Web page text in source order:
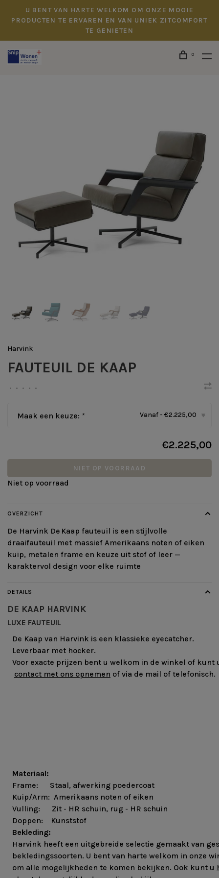
U BENT VAN HARTE WELKOM OM ONZE MOOIE
PRODUCTEN TE ERVAREN EN VAN UNIEK ZITCOMFORT
TE GENIETEN
0
Harvink
FAUTEUIL DE KAAP
• • • • •
Maak een keuze: * Vanaf - €2.225,00 ▾
€2.225,00
NIET OP VOORRAAD
Niet op voorraad
OVERZICHT
De Harvink De Kaap fauteuil is een stijlvolle
draaifauteuil met massief Amerikaans noten of eiken
kuip, metalen frame en keuze uit stof of leer —
karaktervol design voor elke ruimte
DETAILS
DE KAAP HARVINK
LUXE FAUTEUIL
De Kaap van Harvink is een klassieke eyecatcher.
Leverbaar met hocker.
Voor exacte prijzen bent u welkom in de winkel of kunt
contact met ons opnemen of via de mail of telefonisch.
Materiaal:
Frame: Staal, afwerking poedercoat
Kuip/Arm: Amerikaans noten of eiken
Vulling: Zit - HR schuin, rug - HR schuin
Doppen: Kunststof
Bekleding:
Harvink heeft een uitgebreide selectie gemaakt van
bekledingssoorten. U bent van harte welkom in onze
om alle mogelijkheden te komen bekijken. Ook kunt u